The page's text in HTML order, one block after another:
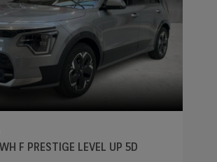
F PRESTIGE LEVEL UP 5D